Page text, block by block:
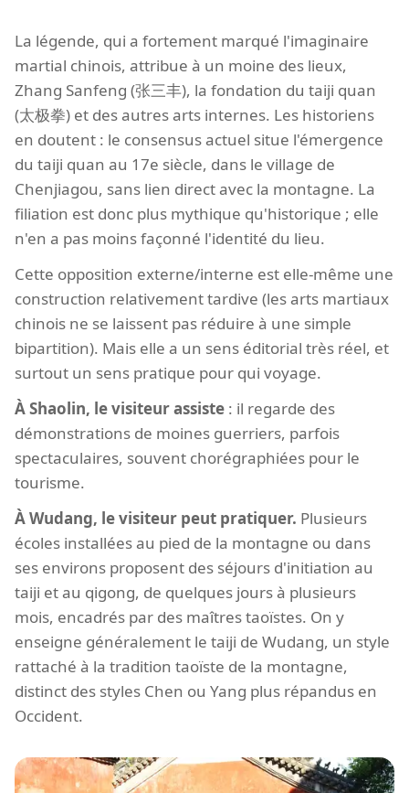
La légende, qui a fortement marqué l'imaginaire
martial chinois, attribue à un moine des lieux,
Zhang Sanfeng (张三丰), la fondation du taiji quan
(太极拳) et des autres arts internes. Les historiens
en doutent : le consensus actuel situe l'émergence
du taiji quan au 17e siècle, dans le village de
Chenjiagou, sans lien direct avec la montagne. La
filiation est donc plus mythique qu'historique ; elle
n'en a pas moins façonné l'identité du lieu.
Cette opposition externe/interne est elle-même une
construction relativement tardive (les arts martiaux
chinois ne se laissent pas réduire à une simple
bipartition). Mais elle a un sens éditorial très réel, et
surtout un sens pratique pour qui voyage.
À Shaolin, le visiteur assiste : il regarde des
démonstrations de moines guerriers, parfois
spectaculaires, souvent chorégraphiées pour le
tourisme.
À Wudang, le visiteur peut pratiquer. Plusieurs
écoles installées au pied de la montagne ou dans
ses environs proposent des séjours d'initiation au
taiji et au qigong, de quelques jours à plusieurs
mois, encadrés par des maîtres taoïstes. On y
enseigne généralement le taiji de Wudang, un style
rattaché à la tradition taoïste de la montagne,
distinct des styles Chen ou Yang plus répandus en
Occident.